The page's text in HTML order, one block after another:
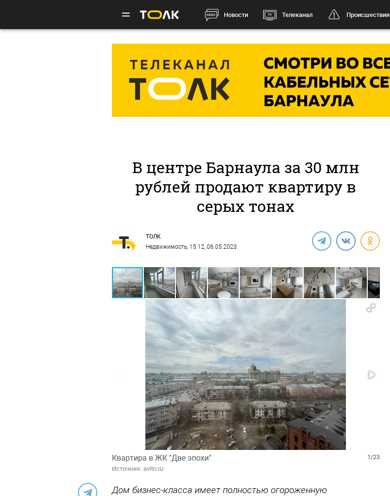
Новости Телеканал Происшествия
В центре Барнаула за 30 млн
рублей продают квартиру в
серых тонах
ТОЛК
Недвижимость, 15:12, 06.05.2023
1/23
Квартира в ЖК "Две эпохи"
Источник: avito.ru
Дом бизнес-класса имеет полностью огороженную